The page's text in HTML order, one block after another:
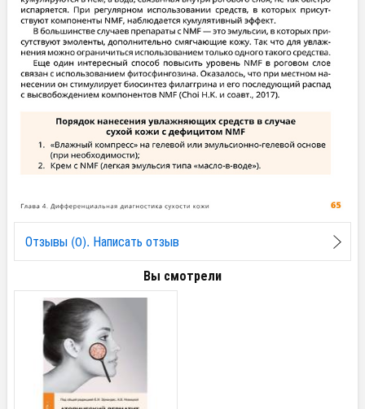
Отзывы (0). Написать отзыв
Вы смотрели